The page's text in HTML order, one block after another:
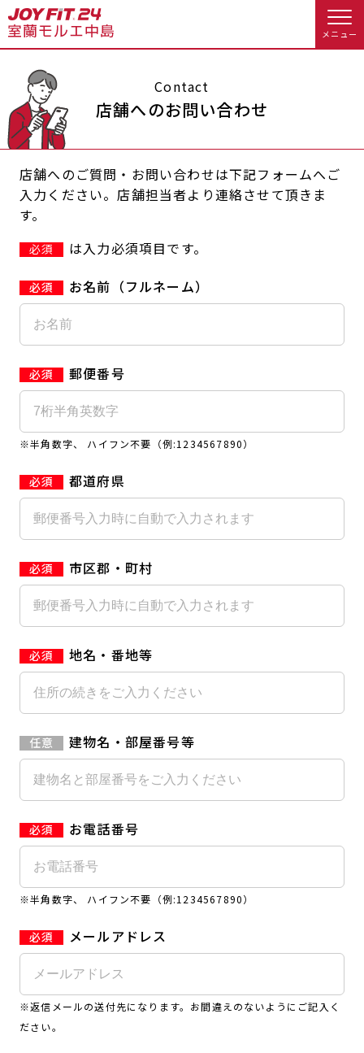
メニュー
店舗トップ
会員の方へトップ
会員様へのお知らせ
予約する
オプション料金 アクセス
店舗情報・サービス よくあるご質問
店舗へのお問い合わせ
入会するトップ
Appで入会手続き料金・サービス等詳しく見る
入会を悩まれている方へトップ
キャンペーン
JOYFIT24
JOYFIT+ 店舗を探す
Contact
店舗へのお問い合わせ
店舗へのご質問・お問い合わせは下記フォームへご
入力ください。店舗担当者より連絡させて頂きま
す。
必須
は入力必須項目です。
お名前（フルネーム）
郵便番号
※半角数字、 ハイフン不要（例:1234567890）
都道府県
市区郡・町村
地名・番地等
建物名・部屋番号等
お電話番号
※半角数字、 ハイフン不要（例:1234567890）
メールアドレス
※返信メールの送付先になります。お間違えのないようにご記入く
ださい。